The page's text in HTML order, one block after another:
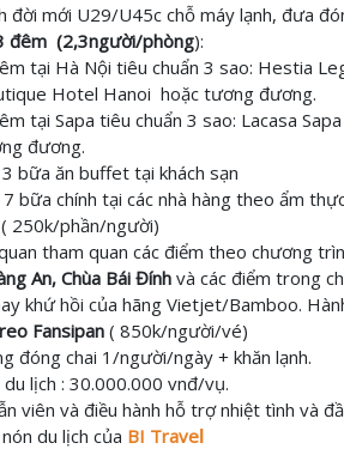
đời mới U29/U45c chỗ máy lạnh, đưa
đêm (2,3người/phòng):
tại Hà Nội tiêu chuẩn 3 sao: Hestia
Hotel Hanoi hoặc tương đương.
tại Sapa tiêu chuẩn 3 sao: Lacasa
đương.
bữa ăn buffet tại khách sạn
7 bữa chính tại các nhà hàng theo ẩm
( 250k/phần/người)
tham quan các điểm theo chương
An, Chùa Bái Đính và các điểm trong
khứ hồi của hãng Vietjet/Bamboo.
Fansipan ( 850k/người/vé)
đóng chai 1/người/ngày + khăn lạnh.
lịch : 30.000.000 vnđ/vụ.
viên và điều hành hỗ trợnhiệt tình và
du lịch của BI Trave